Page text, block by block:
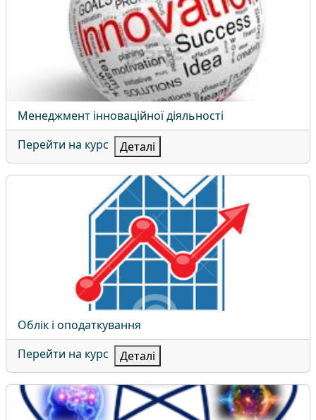
Назва курсу
Менеджмент інноваційної діяльності
Перейти на курс
Деталі
Облік і оподаткування
Назва курсу
Облік і оподаткування
Перейти на курс
Деталі
Олімпіада з Фізики